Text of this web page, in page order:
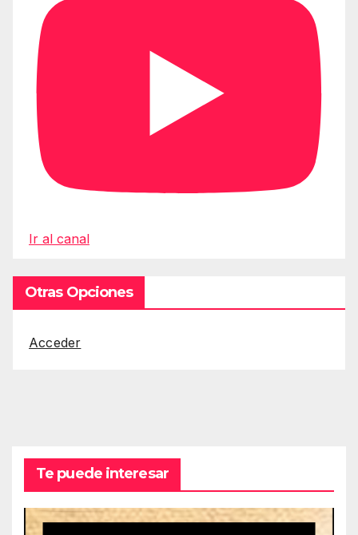
Ir al canal
Otras Opciones
Acceder
Te puede interesar